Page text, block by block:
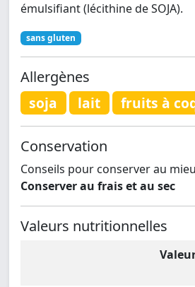
émulsifiant (lécithine de SOJA).
sans gluten
Allergènes
soja
lait fruits à
Conservation
Conseils pour conserver au
Conserver au frais et au sec
Valeurs nutritionnelles